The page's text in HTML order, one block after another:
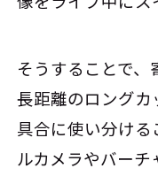
そうすることで
長距離のロングカ
具合に使い分け
ルカメラやバーチ